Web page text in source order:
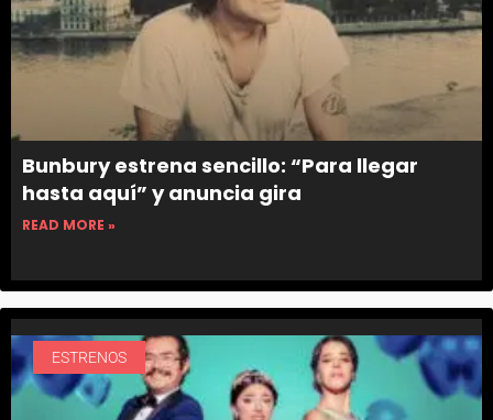
Bunbury estrena sencillo: “Para llegar
hasta aquí” y anuncia gira
READ MORE »
ESTRENOS